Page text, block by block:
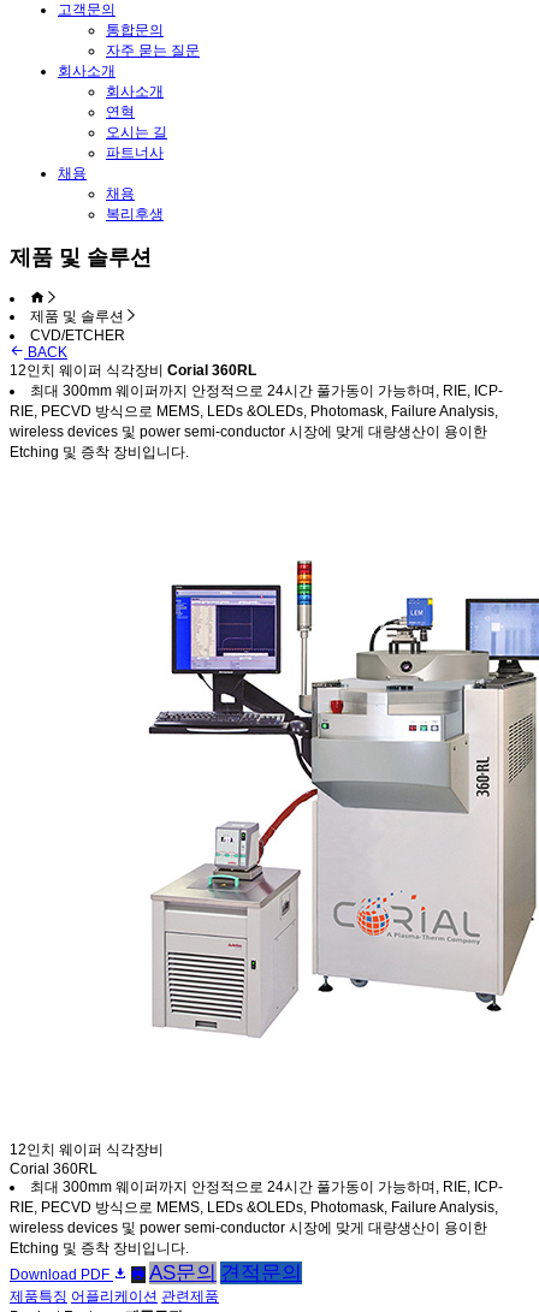
고객문의
통합문의
자주 묻는 질문
회사소개
회사소개
연혁
오시는 길
파트너사
채용
채용
복리후생
제품 및 솔루션
제품 및 솔루션
CVD/ETCHER
BACK
12인치 웨이퍼 식각장비 Corial 360RL
최대 300mm 웨이퍼까지 안정적으로 24시간 풀가동이 가능하며, RIE, ICP-
RIE, PECVD 방식으로 MEMS, LEDs &OLEDs, Photomask, Failure Analysis,
wireless devices 및 power semi-conductor 시장에 맞게 대량생산이 용이한
Etching 및 증착 장비입니다.
12인치 웨이퍼 식각장비
Corial 360RL
최대 300mm 웨이퍼까지 안정적으로 24시간 풀가동이 가능하며, RIE, ICP-
RIE, PECVD 방식으로 MEMS, LEDs &OLEDs, Photomask, Failure Analysis,
wireless devices 및 power semi-conductor 시장에 맞게 대량생산이 용이한
Etching 및 증착 장비입니다.
Download PDF
AS문의 견적문의
제품특징 어플리케이션 관련제품